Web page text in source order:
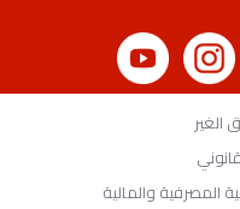
المصرفية والمالية